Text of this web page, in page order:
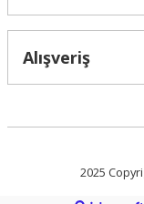
Alışveriş
2025